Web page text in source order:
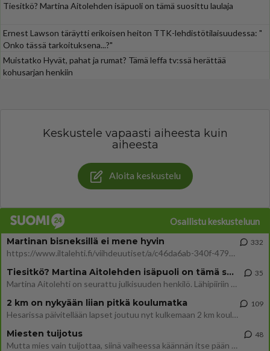
Tiesitkö? Martina Aitolehden isäpuoli on tämä suosittu laulaja
Ernest Lawson täräytti erikoisen heiton TTK-lehdistötilaisuudessa: "
Onko tässä tarkoituksena...?"
Muistatko Hyvät, pahat ja rumat? Tämä leffa tv:ssä herättää
kohusarjan henkiin
Keskustele vapaasti aiheesta kuin
aiheesta
Aloita keskustelu
Osallistu keskusteluun
Martinan bisneksillä ei mene hyvin
https://www.iltalehti.fi/viihdeuutiset/a/c46da6ab-340f-4790-aaa7-0865eed2336 Yrityksen konkurssihakemus on tullut kärä
332
Tiesitkö? Martina Aitolehden isäpuoli on tämä suosittu laulaja
Martina Aitolehti on seurattu julkisuuden henkilö. Lähipiiriin mahtuu muitakin tunnettuja henkilöitä. Tiesitkö, että Ma
35
2 km on nykyään liian pitkä koulumatka
Hesarissa päivitellään lapset joutuu nyt kulkemaan 2 km kouluun jösses. Ruostefillarilla tuo matka menee vaikka miten äk
109
Miesten tuijotus
Mutta mies vain tuijottaa, siinä vaiheessa käännän itse pään pois. Mikä juttu? Yleensä jos joku tuijottaa tai katsoo, hä
48